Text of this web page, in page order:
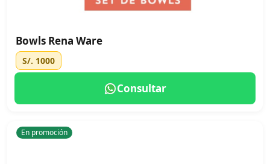
Bowls Rena Ware
S/. 1000
Consultar
En promoción